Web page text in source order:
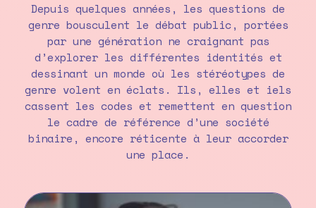
Depuis quelques années, les questions de
genre bousculent le débat public, portées
par une génération ne craignant pas
d’explorer les différentes identités et
dessinant un monde où les stéréotypes de
genre volent en éclats. Ils, elles et iels
cassent les codes et remettent en question
le cadre de référence d’une société
binaire, encore réticente à leur accorder
une place.